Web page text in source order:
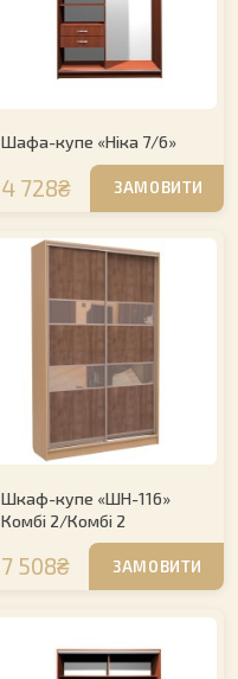
Шафа-купе «Ніка 7/6»
4 728₴ ЗАМОВИТИ
Шкаф-купе «ШН-116»
Комбі 2/Комбі 2
7 508₴ ЗАМОВИТИ